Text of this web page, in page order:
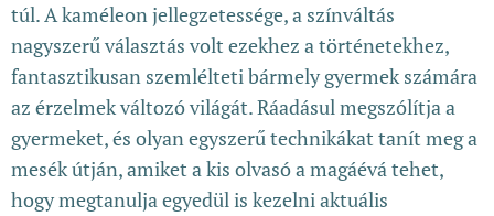
túl. A kaméleon jellegzetessége, a színváltás
nagyszerű választás volt ezekhez a történetekhez,
fantasztikusan szemlélteti bármely gyermek számára
az érzelmek változó világát. Ráadásul megszólítja a
gyermeket, és olyan egyszerű technikákat tanít meg a
mesék útján, amiket a kis olvasó a magáévá tehet,
hogy megtanulja egyedül is kezelni aktuális